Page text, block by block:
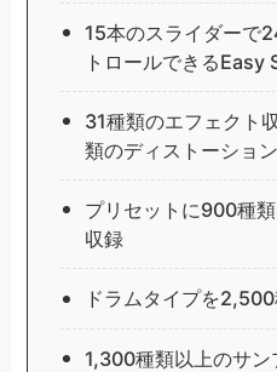
15本のスライダーで
トロールできるEasy
31種類のエフェクト
類のディストーショ
プリセットに900種
収録
ドラムタイプを
1,300種類以上のサ